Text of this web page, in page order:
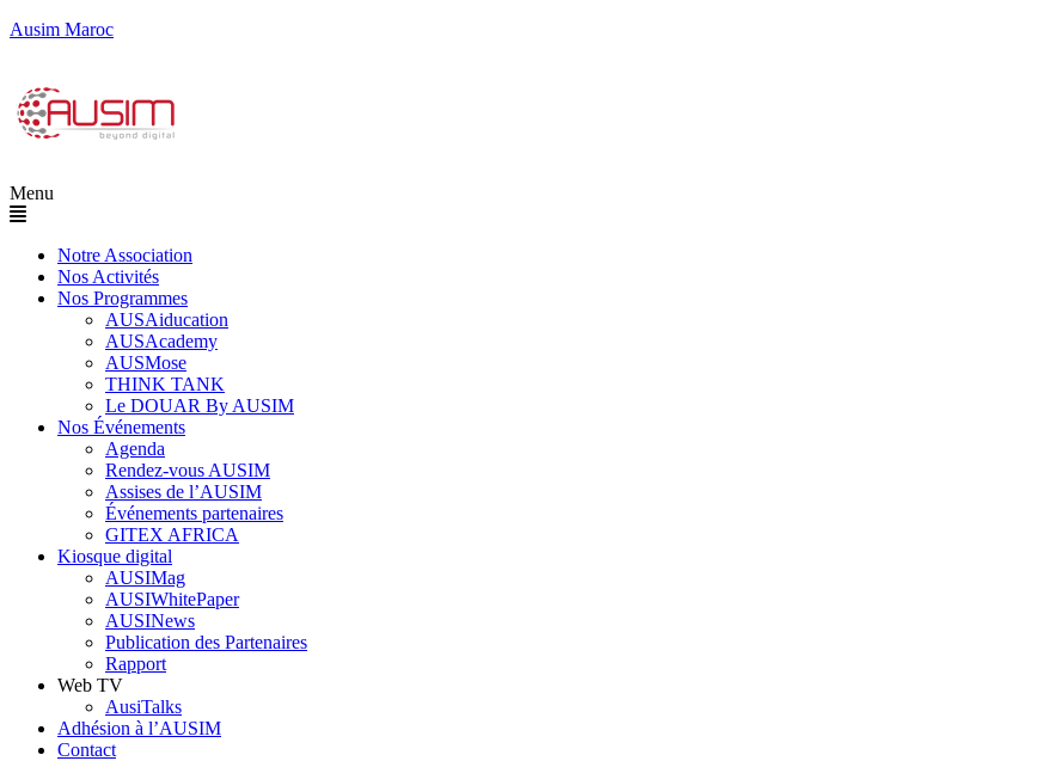
Ausim Maroc
Menu
Notre Association
Nos Activités
Nos Programmes
AUSAiducation
AUSAcademy
AUSMose
THINK TANK
Le DOUAR By AUSIM
Nos Événements
Agenda
Rendez-vous AUSIM
Assises de l’AUSIM
Événements partenaires
GITEX AFRICA
Kiosque digital
AUSIMag
AUSIWhitePaper
AUSINews
Publication des Partenaires
Rapport
Web TV
AusiTalks
Adhésion à l’AUSIM
Contact